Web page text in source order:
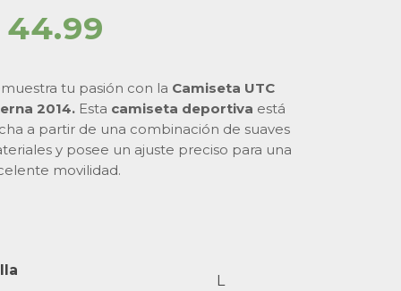
44.99
tu pasión con la Camiseta UTC
2014. Esta camiseta deportiva está
a partir de una combinación de suaves
y posee un ajuste preciso para una
movilidad.
L